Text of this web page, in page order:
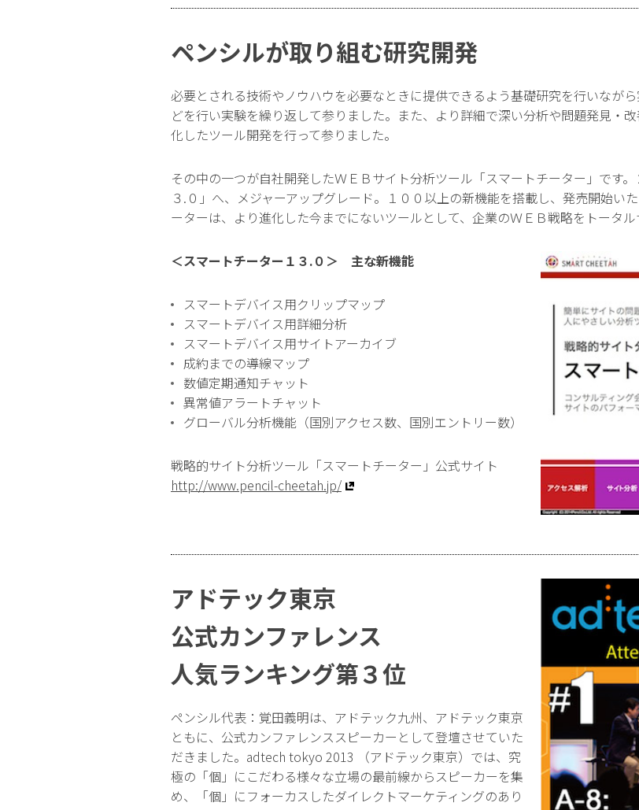
ペンシルが取り組む研究開発
必要とされる技術やノウハウを必要なときに提供できるよう基礎研究を行いなが
どを行い実験を繰り返して参りました。また、より詳細で深い分析や問題発見・
化したツール開発を行って参りました。
その中の一つが自社開発したＷＥＢサイト分析ツール「スマートチーター」です
３.０」へ、メジャーアップグレード。１００以上の新機能を搭載し、発売開始い
ーターは、より進化した今までにないツールとして、企業のＷＥＢ戦略をトータル
＜スマートチーター１３.０＞ 主な新機能
スマートデバイス用クリップマップ
スマートデバイス用詳細分析
スマートデバイス用サイトアーカイブ
成約までの導線マップ
数値定期通知チャット
異常値アラートチャット
グローバル分析機能（国別アクセス数、国別エントリー数）
戦略的サイト分析ツール「スマートチーター」公式サイト
http://www.pencil-cheetah.jp/
アドテック東京
公式カンファレンス
人気ランキング第３位
ペンシル代表：覚田義明は、アドテック九州、アドテック東京
ともに、公式カンファレンススピーカーとして登壇させていた
だきました。adtech tokyo 2013 （アドテック東京）では、究
極の「個」にこだわる様々な立場の最前線からスピーカーを集
め、「個」にフォーカスしたダイレクトマーケティングのあり